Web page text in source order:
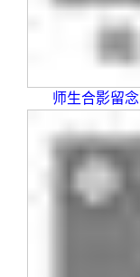
师生合影留念